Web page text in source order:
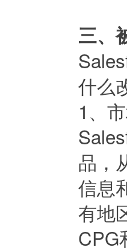
三、
什么
1、
品，
信息
有地
CPG